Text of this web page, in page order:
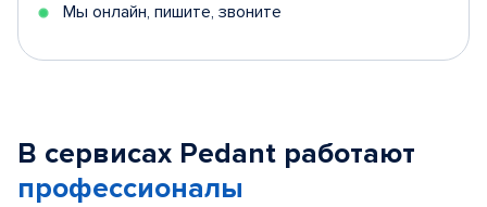
Мы онлайн, пишите, звоните
В сервисах Pedant работают
профессионалы